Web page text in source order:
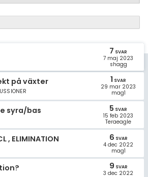
7 SVAR
7 maj 2023
shagg
på växter 1 SVAR
29 mar 2023
mag1
syra/bas 5 SVAR
15 feb 2023
Teraeagle
, ELIMINATION 6 SVAR
4 dec 2022
mag1
9 SVAR
3 dec 2022
Övriga diskussioner
10 inloggade
Om Pluggakuten